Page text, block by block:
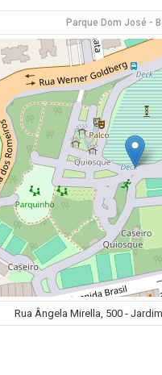
Parque Dom José -
Rua Ângela Mirella, 500 -